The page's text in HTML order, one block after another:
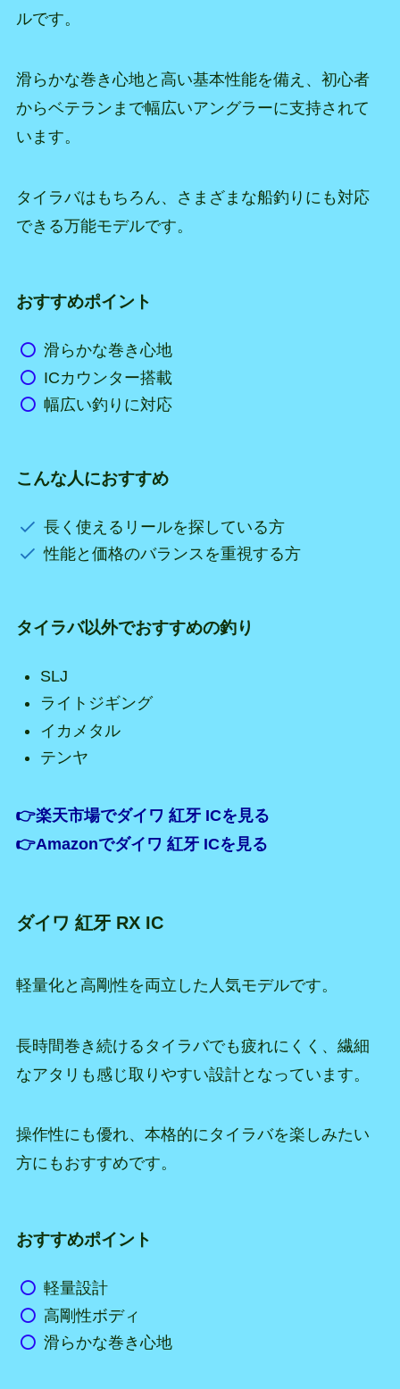
ルです。
滑らかな巻き心地と高い基本性能を備え、初心者
からベテランまで幅広いアングラーに支持されて
います。
タイラバはもちろん、さまざまな船釣りにも対応
できる万能モデルです。
おすすめポイント
滑らかな巻き心地
ICカウンター搭載
幅広い釣りに対応
こんな人におすすめ
長く使えるリールを探している方
性能と価格のバランスを重視する方
タイラバ以外でおすすめの釣り
SLJ
ライトジギング
イカメタル
テンヤ
👉楽天市場でダイワ 紅牙 ICを見る
👉Amazonでダイワ 紅牙 ICを見る
ダイワ 紅牙 RX IC
軽量化と高剛性を両立した人気モデルです。
長時間巻き続けるタイラバでも疲れにくく、繊細
なアタリも感じ取りやすい設計となっています。
操作性にも優れ、本格的にタイラバを楽しみたい
方にもおすすめです。
おすすめポイント
軽量設計
高剛性ボディ
滑らかな巻き心地